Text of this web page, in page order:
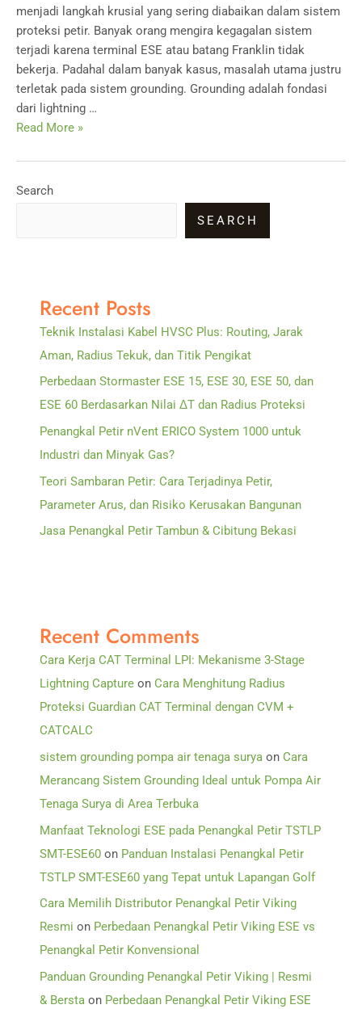
menjadi langkah krusial yang sering diabaikan dalam sistem
proteksi petir. Banyak orang mengira kegagalan sistem
terjadi karena terminal ESE atau batang Franklin tidak
bekerja. Padahal dalam banyak kasus, masalah utama justru
terletak pada sistem grounding. Grounding adalah fondasi
dari lightning …
Cara
Grounding
Sistem
Internasional
Read More »
Search
SEARCH
Recent Posts
Teknik Instalasi Kabel HVSC Plus: Routing, Jarak
Aman, Radius Tekuk, dan Titik Pengikat
Perbedaan Stormaster ESE 15, ESE 30, ESE 50, dan
ESE 60 Berdasarkan Nilai ΔT dan Radius Proteksi
Penangkal Petir nVent ERICO System 1000 untuk
Industri dan Minyak Gas?
Teori Sambaran Petir: Cara Terjadinya Petir,
Parameter Arus, dan Risiko Kerusakan Bangunan
Jasa Penangkal Petir Tambun & Cibitung Bekasi
Recent Comments
Cara Kerja CAT Terminal LPI: Mekanisme 3-Stage
Lightning Capture on Cara Menghitung Radius
Proteksi Guardian CAT Terminal dengan CVM +
CATCALC
sistem grounding pompa air tenaga surya on Cara
Merancang Sistem Grounding Ideal untuk Pompa Air
Tenaga Surya di Area Terbuka
Manfaat Teknologi ESE pada Penangkal Petir TSTLP
SMT-ESE60 on Panduan Instalasi Penangkal Petir
TSTLP SMT-ESE60 yang Tepat untuk Lapangan Golf
Cara Memilih Distributor Penangkal Petir Viking
Resmi on Perbedaan Penangkal Petir Viking ESE vs
Penangkal Petir Konvensional
Panduan Grounding Penangkal Petir Viking | Resmi
& Bersta on Perbedaan Penangkal Petir Viking ESE